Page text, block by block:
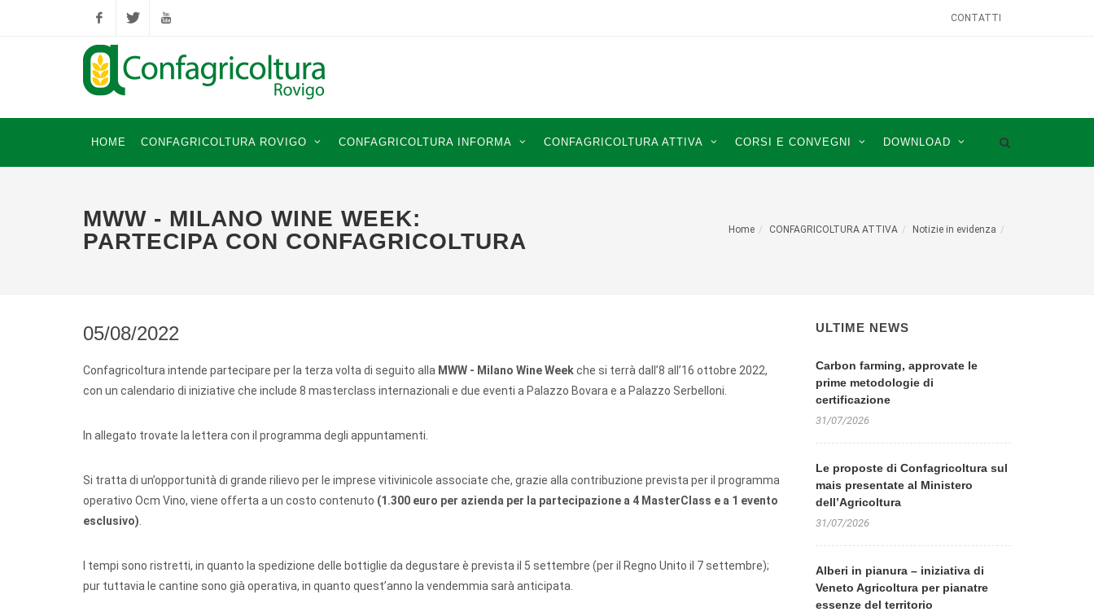
FacebookTwitter YouTube
CONTATTI
HOME CONFAGRICOLTURA ROVIGO CONFAGRICOLTURA INFORMA CONFAGRICOLTURA ATTIVA CORSI E CONVEGNI DOWNLOAD
MWW - MILANO WINE WEEK:
PARTECIPA CON CONFAGRICOLTURA
Home CONFAGRICOLTURA ATTIVA Notizie in evidenza
05/08/2022
Confagricoltura intende partecipare per la terza volta di seguito alla MWW - Milano Wine Weekche si terrà dall’8 all’16 ottobre 2022,
con un calendario di iniziative che include 8 masterclass internazionali e due eventi a Palazzo Bovara e a Palazzo Serbelloni.
In allegato trovate la lettera con il programma degli appuntamenti.
Si tratta di un’opportunità di grande rilievo per le imprese vitivinicole associate che, grazie alla contribuzione prevista per il programma
operativo Ocm Vino, viene offerta a un costo contenuto (1.300 euro per azienda per la partecipazione a 4 MasterClass e a 1 evento
esclusivo)
I tempi sono ristretti, in quanto la spedizione delle bottiglie da degustare è prevista il 5 settembre (per il Regno Unito il 7 settembre);
pur tuttavia le cantine sono già operativa, in quanto quest’anno la vendemmia sarà anticipata.
ULTIME NEWS
Carbon farming, approvate le
prime metodologie di
certificazione
31/07/2026
Le proposte di Confagricoltura sul
mais presentate al Ministero
dell’Agricoltura
31/07/2026
Alberi in pianura – iniziativa di
Veneto Agricoltura per pianatre
essenze del territorio